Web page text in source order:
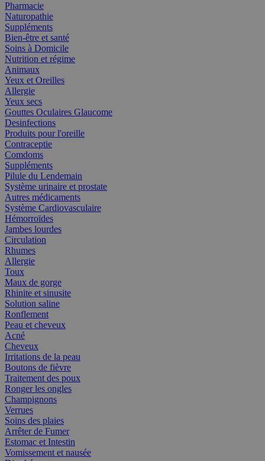
Pharmacie
Naturopathie
Suppléments
Bien-être et santé
Soins à Domicile
Nutrition et régime
Animaux
Yeux et Oreilles
Allergie
Yeux secs
Gouttes Oculaires Glaucome
Desinfections
Produits pour l'oreille
Contraceptie
Comdoms
Suppléments
Pilule du Lendemain
Système urinaire et prostate
Autres médicaments
Système Cardiovasculaire
Hémorroïdes
Jambes lourdes
Circulation
Rhumes
Allergie
Toux
Maux de gorge
Rhinite et sinusite
Solution saline
Ronflement
Peau et cheveux
Acné
Cheveux
Irritations de la peau
Boutons de fièvre
Traitement des poux
Ronger les ongles
Champignons
Verrues
Soins des plaies
Arrêter de Fumer
Estomac et Intestin
Vomissement et nausée